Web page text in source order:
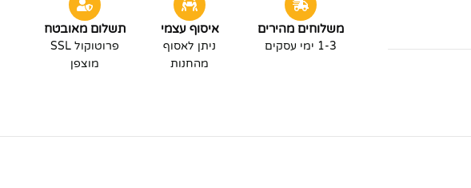
משלוחים מהירים
1-3 ימי עסקים
איסוף עצמי
ניתן לאסוף
מהחנות
תשלום מאובטח
פרוטוקול SSL
מוצפן